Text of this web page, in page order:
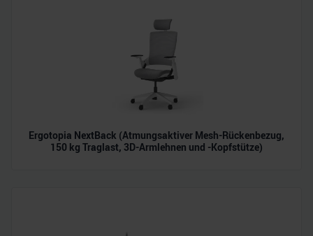
Ergotopia NextBack (Atmungsaktiver Mesh-Rückenbezug,
150 kg Traglast, 3D-Armlehnen und -Kopfstütze)